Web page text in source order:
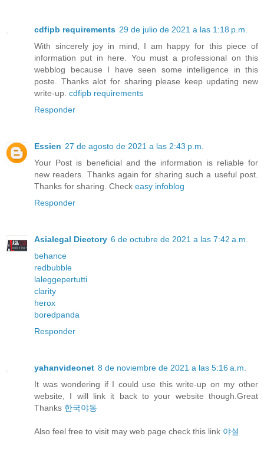
cdfipb requirements 29 de julio de 2021 a las 1:18 p.m.
With sincerely joy in mind, I am happy for this piece of
information put in here. You must a professional on this
webblog because I have seen some intelligence in this
poste. Thanks alot for sharing please keep updating new
write-up. cdfipb requirements
Responder
Essien 27 de agosto de 2021 a las 2:43 p.m.
Your Post is beneficial and the information is reliable for
new readers. Thanks again for sharing such a useful post.
Thanks for sharing. Check easy infoblog
Responder
Asialegal Diectory 6 de octubre de 2021 a las 7:42 a.m.
behance
redbubble
laleggepertutti
clarity
herox
boredpanda
Responder
yahanvideonet 8 de noviembre de 2021 a las 5:16 a.m.
It was wondering if I could use this write-up on my other
website, I will link it back to your website though.Great
Thanks 한국야동
Also feel free to visit may web page check this link 야설